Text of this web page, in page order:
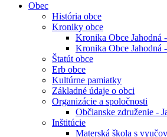
Obec
História obce
Kroniky obce
Kronika Obce Jahodná
Kronika Obce Jahodná
Štatút obce
Erb obce
Kultúrne pamiatky
Základné údaje o obci
Organizácie a spoločnosti
Občianske združenie -
Inštitúcie
Materská škola s